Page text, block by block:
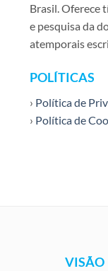
Brasil. Oferece
e pesquisa da
atemporais
POLÍTICAS
› Política de
› Política de
VISÃO